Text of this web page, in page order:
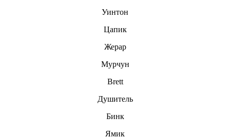
Уинтон
Цапик
Жерар
Мурчун
Brett
Душитель
Бинк
Ямик